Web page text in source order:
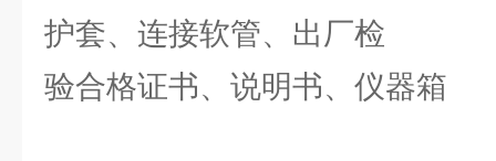
护套、连接软管、出厂检
验合格证书、说明书、仪器箱